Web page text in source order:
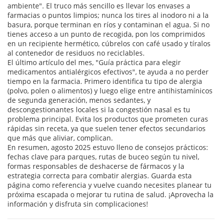
ambiente". El truco más sencillo es llevar los envases a
farmacias o puntos limpios; nunca los tires al inodoro ni a la
basura, porque terminan en ríos y contaminan el agua. Si no
tienes acceso a un punto de recogida, pon los comprimidos
en un recipiente hermético, cúbrelos con café usado y tíralos
al contenedor de residuos no reciclables.
El último artículo del mes, "Guía práctica para elegir
medicamentos antialérgicos efectivos", te ayuda a no perder
tiempo en la farmacia. Primero identifica tu tipo de alergia
(polvo, polen o alimentos) y luego elige entre antihistamínicos
de segunda generación, menos sedantes, y
descongestionantes locales si la congestión nasal es tu
problema principal. Evita los productos que prometen curas
rápidas sin receta, ya que suelen tener efectos secundarios
que más que aliviar, complican.
En resumen, agosto 2025 estuvo lleno de consejos prácticos:
fechas clave para parques, rutas de buceo según tu nivel,
formas responsables de deshacerse de fármacos y la
estrategia correcta para combatir alergias. Guarda esta
página como referencia y vuelve cuando necesites planear tu
próxima escapada o mejorar tu rutina de salud. ¡Aprovecha la
información y disfruta sin complicaciones!